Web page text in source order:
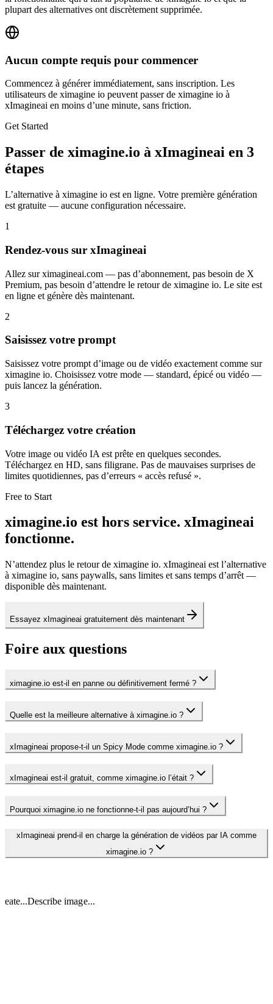
plupart des alternatives ont discrètement supprimée.
Aucun compte requis pour commencer
Commencez à générer immédiatement, sans inscription. Les
utilisateurs de ximagine io peuvent passer de ximagine io à
xImagineai en moins d’une minute, sans friction.
Get Started
Passer de ximagine.io à xImagineai en 3
étapes
L’alternative à ximagine io est en ligne. Votre première génération
est gratuite — aucune configuration nécessaire.
1
Rendez-vous sur xImagineai
Allez sur ximagineai.com — pas d’abonnement, pas besoin de X
Premium, pas besoin d’attendre le retour de ximagine io. Le site est
en ligne et génère dès maintenant.
2
Saisissez votre prompt
Saisissez votre prompt d’image ou de vidéo exactement comme sur
ximagine io. Choisissez votre mode — standard, épicé ou vidéo —
puis lancez la génération.
3
Téléchargez votre création
Votre image ou vidéo IA est prête en quelques secondes.
Téléchargez en HD, sans filigrane. Pas de mauvaises surprises de
limites quotidiennes, pas d’erreurs « accès refusé ».
Free to Start
ximagine.io est hors service. xImagineai
fonctionne.
N’attendez plus le retour de ximagine io. xImagineai est l’alternative
à ximagine io, sans paywalls, sans limites et sans temps d’arrêt —
disponible dès maintenant.
Essayez xImagineai gratuitement dès maintenant
Foire aux questions
ximagine.io est-il en panne ou définitivement fermé ?
Quelle est la meilleure alternative à ximagine.io ?
xImagineai propose-t-il un Spicy Mode comme ximagine.io ?
xImagineai est-il gratuit, comme ximagine.io l’était ?
Pourquoi ximagine.io ne fonctionne-t-il pas aujourd’hui ?
xImagineai prend-il en charge la génération de vidéos par IA comme
ximagine.io ?
Describe image...